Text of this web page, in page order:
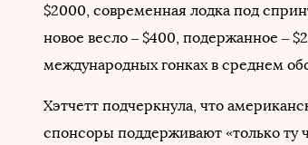
$2000, современная лодка под
новое весло – $400, подержанное –
международных гонках в среднем
Хэтчетт подчеркнула, что
спонсоры поддерживают «только ту